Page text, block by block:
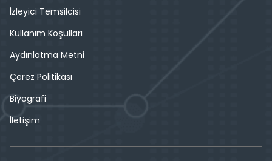
İzleyici Temsilcisi
Kullanım Koşulları
Aydınlatma Metni
Çerez Politikası
Biyografi
İletişim